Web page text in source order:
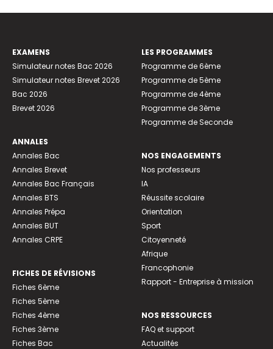
EXAMENS
Simulateur notes Bac 2026
Simulateur notes Brevet 2026
Bac 2026
Brevet 2026
ANNALES
Annales Bac
Annales Brevet
Annales Bac Français
Annales BTS
Annales Prépa
Annales BUT
Annales CRPE
FICHES DE RÉVISIONS
Fiches 6ème
Fiches 5ème
Fiches 4ème
Fiches 3ème
Fiches Bac
LES PROGRAMMES
Programme de 6ème
Programme de 5ème
Programme de 4ème
Programme de 3ème
Programme de Seconde
NOS ENGAGEMENTS
Nos professeurs
IA
Réussite scolaire
Orientation
Sport
Citoyenneté
Afrique
Francophonie
Rapport - Entreprise à mission
NOS RESSOURCES
FAQ et support
Actualités